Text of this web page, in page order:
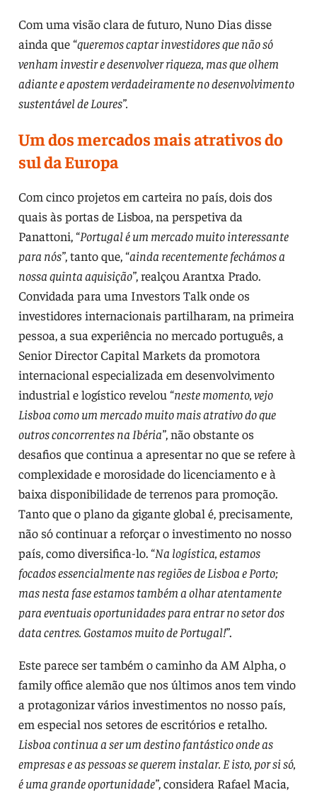
Com uma visão clara de futuro, Nuno Dias disse
ainda que “queremos captar investidores que não só
venham investir e desenvolver riqueza, mas que olhem
adiante e apostem verdadeiramente no desenvolvimento
sustentável de Loures”.
Um dos mercados mais atrativos do
sul da Europa
Com cinco projetos em carteira no país, dois dos
quais às portas de Lisboa, na perspetiva da
Panattoni, “Portugal é um mercado muito interessante
para nós”, tanto que, “ainda recentemente fechámos a
nossa quinta aquisição”, realçou Arantxa Prado.
Convidada para uma Investors Talk onde os
investidores internacionais partilharam, na primeira
pessoa, a sua experiência no mercado português, a
Senior Director Capital Markets da promotora
internacional especializada em desenvolvimento
industrial e logístico revelou “neste momento, vejo
Lisboa como um mercado muito mais atrativo do que
outros concorrentes na Ibéria”, não obstante os
desafios que continua a apresentar no que se refere à
complexidade e morosidade do licenciamento e à
baixa disponibilidade de terrenos para promoção.
Tanto que o plano da gigante global é, precisamente,
não só continuar a reforçar o investimento no nosso
país, como diversifica-lo. “Na logística, estamos
focados essencialmente nas regiões de Lisboa e Porto;
mas nesta fase estamos também a olhar atentamente
para eventuais oportunidades para entrar no setor dos
data centres. Gostamos muito de Portugal!”.
Este parece ser também o caminho da AM Alpha, o
family office alemão que nos últimos anos tem vindo
a protagonizar vários investimentos no nosso país,
em especial nos setores de escritórios e retalho.
Lisboa continua a ser um destino fantástico onde as
empresas e as pessoas se querem instalar. E isto, por si só,
é uma grande oportunidade”, considera Rafael Macia,